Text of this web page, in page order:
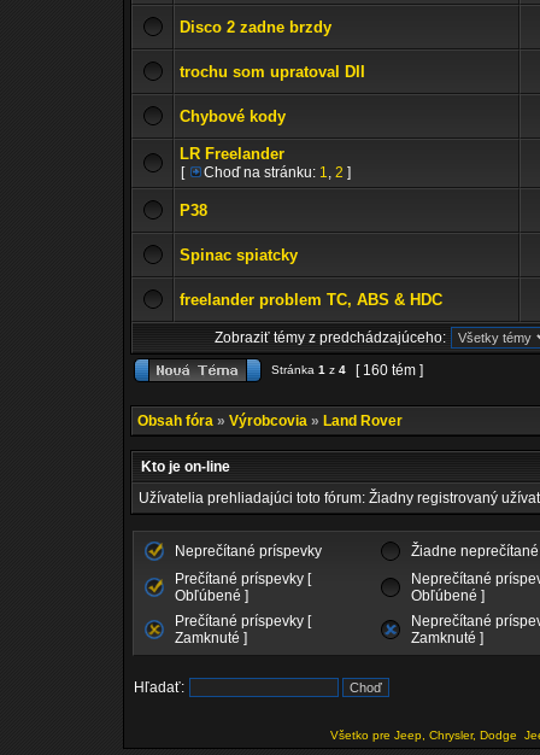
Disco 2 zadne brzdy
trochu som upratoval DII
Chybové kody
LR Freelander
[ Choď na stránku: 1, 2 ]
P38
Spinac spiatcky
freelander problem TC, ABS & HDC
Zobraziť témy z predchádzajúceho:
Stránka 1 z 4 [ 160 tém ]
Obsah fóra » Výrobcovia » Land Rover
Kto je on-line
Užívatelia prehliadajúci toto fórum: Žiadny registrovaný
Neprečítané príspevky
Žiadne
Prečítané príspevky [
Obľúbené ]
Neprečítané
Obľúbené ]
Prečítané príspevky [
Zamknuté ]
Neprečítané
Zamknuté ]
Hľadať:
Všetko pre Jeep, Chrysler, Dodge